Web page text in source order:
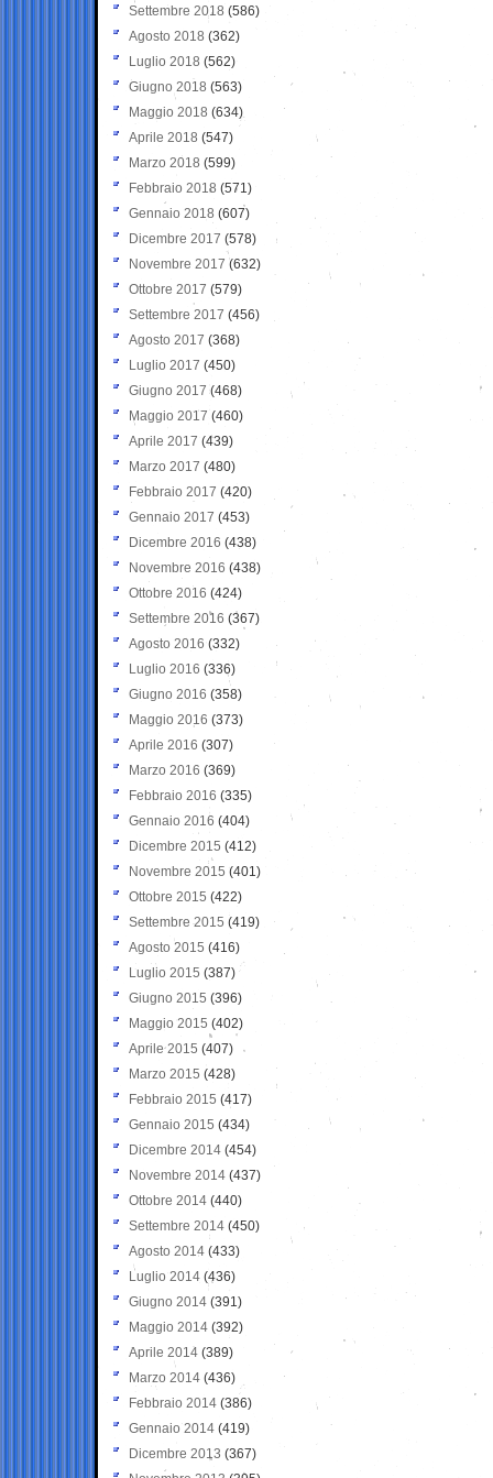
Settembre 2018 (586)
Agosto 2018 (362)
Luglio 2018 (562)
Giugno 2018 (563)
Maggio 2018 (634)
Aprile 2018 (547)
Marzo 2018 (599)
Febbraio 2018 (571)
Gennaio 2018 (607)
Dicembre 2017 (578)
Novembre 2017 (632)
Ottobre 2017 (579)
Settembre 2017 (456)
Agosto 2017 (368)
Luglio 2017 (450)
Giugno 2017 (468)
Maggio 2017 (460)
Aprile 2017 (439)
Marzo 2017 (480)
Febbraio 2017 (420)
Gennaio 2017 (453)
Dicembre 2016 (438)
Novembre 2016 (438)
Ottobre 2016 (424)
Settembre 2016 (367)
Agosto 2016 (332)
Luglio 2016 (336)
Giugno 2016 (358)
Maggio 2016 (373)
Aprile 2016 (307)
Marzo 2016 (369)
Febbraio 2016 (335)
Gennaio 2016 (404)
Dicembre 2015 (412)
Novembre 2015 (401)
Ottobre 2015 (422)
Settembre 2015 (419)
Agosto 2015 (416)
Luglio 2015 (387)
Giugno 2015 (396)
Maggio 2015 (402)
Aprile 2015 (407)
Marzo 2015 (428)
Febbraio 2015 (417)
Gennaio 2015 (434)
Dicembre 2014 (454)
Novembre 2014 (437)
Ottobre 2014 (440)
Settembre 2014 (450)
Agosto 2014 (433)
Luglio 2014 (436)
Giugno 2014 (391)
Maggio 2014 (392)
Aprile 2014 (389)
Marzo 2014 (436)
Febbraio 2014 (386)
Gennaio 2014 (419)
Dicembre 2013 (367)